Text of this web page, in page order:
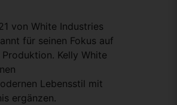
von White Industries
für seinen Fokus auf
Kelly White
Lebensstil mit
ergänzen.